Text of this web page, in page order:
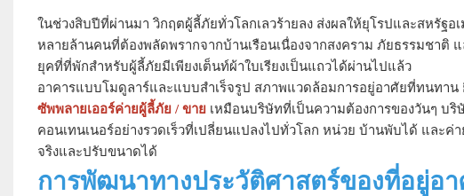
ในช่วงสิบปีที่ผ่านมา วิกฤตผู้ลี้ภัยทั่วโลกเลวร้ายลง ส่งผลให้ยุโรปและสหรัฐ
หลายล้านคนที่ต้องพลัดพรากจากบ้านเรือนเนื่องจากสงคราม ภัยธรรมชาติ
ยุคที่ที่พักสำหรับผู้ลี้ภัยมีเพียงเต็นท์ผ้าใบเรียงเป็นแถวได้ผ่านไปแล้ว
อาคารแบบโมดูลาร์และแบบสำเร็จรูป สภาพแวดล้อมการอยู่อาศัยที่ทนทา
ซัพพลายเออร์ค่ายผู้ลี้ภัย / ขาย เหมือนบริษัทที่เป็นความต้องการของวันๆ บ
คอนเทนเนอร์อย่างรวดเร็วที่เปลี่ยนแปลงไปทั่วโลก หน่วย บ้านพับได้ และค่า
จริงและปรับขนาดได้
การพัฒนาทางประวัติศาสตร์ของที่อยู่อ